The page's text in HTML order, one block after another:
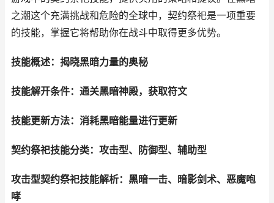
之潮这个充满挑战和危险的全球中，契约祭祀是一项重要
的技能，掌握它将帮助你在战斗中取得更多优势。
技能概述：揭晓黑暗力量的奥秘
技能解开条件：通关黑暗神殿，获取符文
技能更新方法：消耗黑暗能量进行更新
契约祭祀技能分类：攻击型、防御型、辅助型
攻击型契约祭祀技能解析：黑暗一击、暗影剑术、恶魔咆
哮